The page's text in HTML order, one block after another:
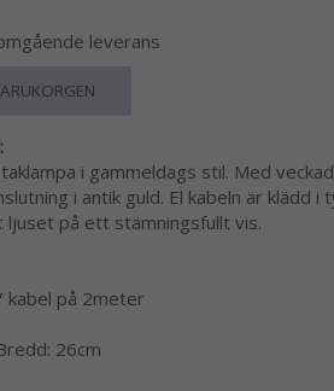
leverans
i gammeldags stil. Med
i antik guld. El kabeln är klädd i
ljuset på ett stämningsfullt vis.
kabel på 2meter
26cm